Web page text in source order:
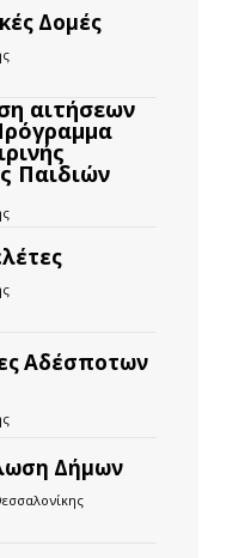
Δομές
αιτήσεων
Παιδιών
Αδέσποτων
Δήμων